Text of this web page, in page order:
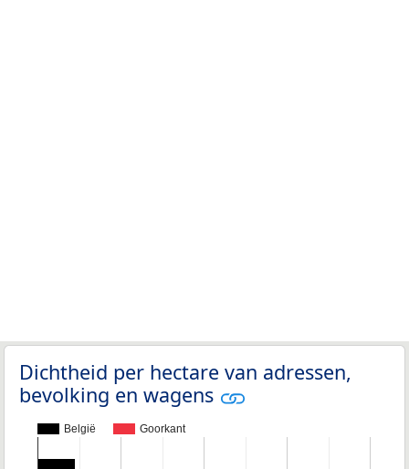
Dichtheid per hectare van adressen,
bevolking en wagens
België Goorkant